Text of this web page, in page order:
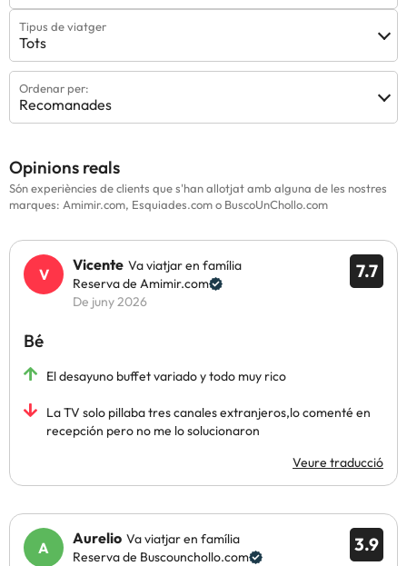
Tipus de viatger
Tots
Ordenar per:
Recomanades
Opinions reals
Són experiències de clients que s'han allotjat amb alguna de les nostres
marques: Amimir.com, Esquiades.com o BuscoUnChollo.com
7.7
Vicente Va viatjar en família
Reserva de Amimir.com
De juny 2026
Bé
El desayuno buffet variado y todo muy rico
La TV solo pillaba tres canales extranjeros,lo comenté en
recepción pero no me lo solucionaron
Veure traducció
3.9
Aurelio Va viatjar en família
Reserva de Buscounchollo.com